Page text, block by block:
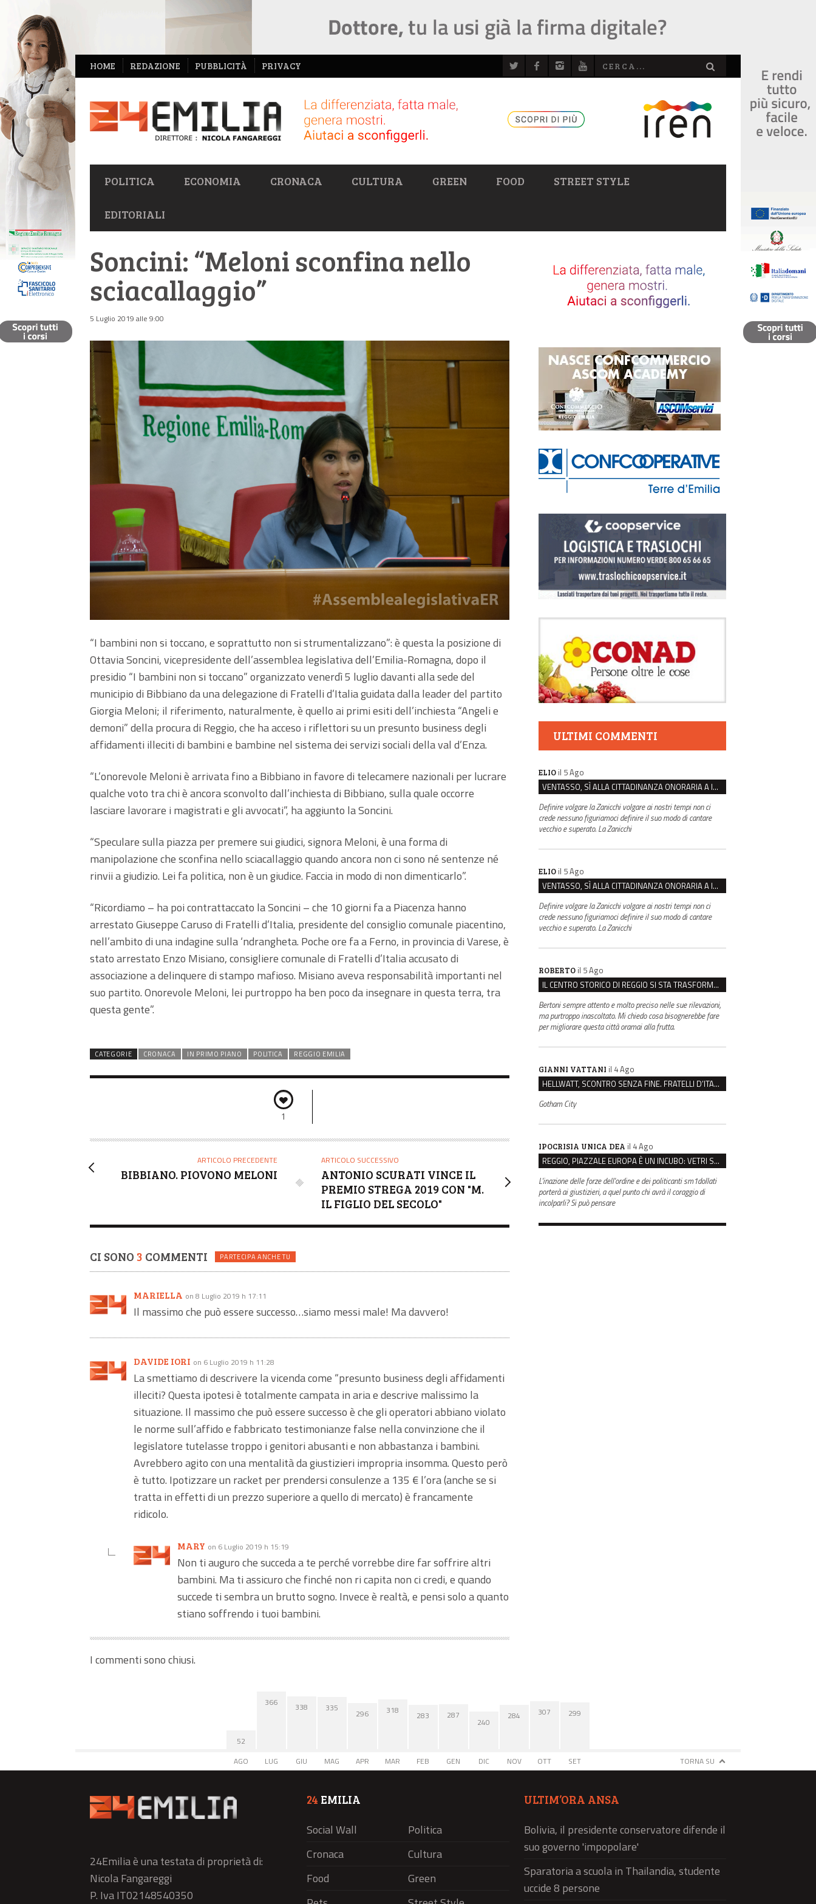
NAVIGAZIONE
SECONDARIA
HOME REDAZIONE PUBBLICITÀ PRIVACY
NAVIGAZIONE
PRIMARIA
POLITICA ECONOMIA CRONACA CULTURA GREEN FOOD STREET STYLE
EDITORIALI
Soncini: “Meloni sconfina nello
sciacallaggio”
5 Luglio 2019 alle 9:00
“I bambini non si toccano, e soprattutto non si strumentalizzano”: è questa la posizione di
Ottavia Soncini, vicepresidente dell’assemblea legislativa dell’Emilia-Romagna, dopo il
presidio “I bambini non si toccano” organizzato venerdì 5 luglio davanti alla sede del
municipio di Bibbiano da una delegazione di Fratelli d’Italia guidata dalla leader del partito
Giorgia Meloni; il riferimento, naturalmente, è quello ai primi esiti dell’inchiesta “Angeli e
demoni” della procura di Reggio, che ha acceso i riflettori su un presunto business degli
affidamenti illeciti di bambini e bambine nel sistema dei servizi sociali della val d’Enza.
“L’onorevole Meloni è arrivata fino a Bibbiano in favore di telecamere nazionali per lucrare
qualche voto tra chi è ancora sconvolto dall’inchiesta di Bibbiano, sulla quale occorre
lasciare lavorare i magistrati e gli avvocati”, ha aggiunto la Soncini.
“Speculare sulla piazza per premere sui giudici, signora Meloni, è una forma di
manipolazione che sconfina nello sciacallaggio quando ancora non ci sono né sentenze né
rinvii a giudizio. Lei fa politica, non è un giudice. Faccia in modo di non dimenticarlo”.
“Ricordiamo – ha poi contrattaccato la Soncini – che 10 giorni fa a Piacenza hanno
arrestato Giuseppe Caruso di Fratelli d’Italia, presidente del consiglio comunale piacentino,
nell’ambito di una indagine sulla ‘ndrangheta. Poche ore fa a Ferno, in provincia di Varese, è
stato arrestato Enzo Misiano, consigliere comunale di Fratelli d’Italia accusato di
associazione a delinquere di stampo mafioso. Misiano aveva responsabilità importanti nel
suo partito. Onorevole Meloni, lei purtroppo ha ben poco da insegnare in questa terra, tra
questa gente”.
CATEGORIE CRONACA IN PRIMO PIANO POLITICA REGGIO EMILIA
1
ARTICOLO PRECEDENTE
BIBBIANO. PIOVONO MELONI
ARTICOLO SUCCESSIVO
ANTONIO SCURATI VINCE IL
PREMIO STREGA 2019 CON "M.
IL FIGLIO DEL SECOLO"
CI SONO 3 COMMENTI PARTECIPA ANCHE TU
MARIELLA on 8 Luglio 2019 h 17:11
Il massimo che può essere successo…siamo messi male! Ma davvero!
DAVIDE IORI on 6 Luglio 2019 h 11:28
La smettiamo di descrivere la vicenda come “presunto business degli affidamenti
illeciti? Questa ipotesi è totalmente campata in aria e descrive malissimo la
situazione. Il massimo che può essere successo è che gli operatori abbiano violato
le norme sull’affido e fabbricato testimonianze false nella convinzione che il
legislatore tutelasse troppo i genitori abusanti e non abbastanza i bambini.
Avrebbero agito con una mentalità da giustizieri impropria insomma. Questo però
è tutto. Ipotizzare un racket per prendersi consulenze a 135 € l’ora (anche se si
tratta in effetti di un prezzo superiore a quello di mercato) è francamente
ridicolo.
MARY on 6 Luglio 2019 h 15:19
Non ti auguro che succeda a te perché vorrebbe dire far soffrire altri
bambini. Ma ti assicuro che finché non ri capita non ci credi, e quando
succede ti sembra un brutto sogno. Invece è realtà, e pensi solo a quanto
stiano soffrendo i tuoi bambini.
I commenti sono chiusi.
ULTIMI COMMENTI
ELIO il 5 Ago
VENTASSO, SÌ ALLA CITTADINANZA ONORARIA A IVA ZANICCHI. MA BARGIACCHI: “È DI PESSIMO GUSTO”
Definire volgare la Zanicchi volgare ai nostri tempi non ci
crede nessuno figuriamoci definire il suo modo di cantare
vecchio e superato. La Zanicchi
ELIO il 5 Ago
VENTASSO, SÌ ALLA CITTADINANZA ONORARIA A IVA ZANICCHI. MA BARGIACCHI: “È DI PESSIMO GUSTO”
Definire volgare la Zanicchi volgare ai nostri tempi non ci
crede nessuno figuriamoci definire il suo modo di cantare
vecchio e superato. La Zanicchi
ROBERTO il 5 Ago
IL CENTRO STORICO DI REGGIO SI STA TRASFORMANDO, E NON IN MEGLIO
Bertoni sempre attento e molto preciso nelle sue rilevazioni,
ma purtroppo inascoltato. Mi chiedo cosa bisognerebbe fare
per migliorare questa città oramai alla frutta.
GIANNI VATTANI il 4 Ago
HELLWATT, SCONTRO SENZA FINE. FRATELLI D’ITALIA: “MILANI PORTA DOCUMENTI, DE FRANCO INSULTI”
Gotham City
IPOCRISIA UNICA DEA il 4 Ago
REGGIO, PIAZZALE EUROPA È UN INCUBO: VETRI SPACCATI E FURTI SULLE AUTO IN SOSTA
L'inazione delle forze dell'ordine e dei politicanti sm1dollati
porterà ai giustizieri, a quel punto chi avrà il coraggio di
incolparli? Si può pensare
52
AGO
366
LUG
338
GIU
335
MAG
296
APR
318
MAR
283
FEB
287
GEN
240
DIC
284
NOV
307
OTT
299
SET TORNA SU
24Emilia è una testata di proprietà di:
Nicola Fangareggi
P. Iva IT02148540350
24 EMILIA
Social Wall
Politica
Cronaca
Cultura
Food
Green
ULTIM’ORA ANSA
Bolivia, il presidente conservatore difende il
suo governo 'impopolare'
Sparatoria a scuola in Thailandia, studente
uccide 8 persone